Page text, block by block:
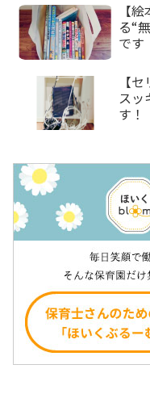
【
る“
です
【
スッ
す！